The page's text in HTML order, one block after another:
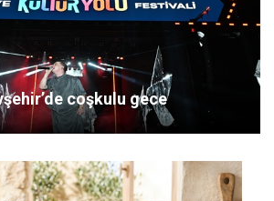
coşkulu gece